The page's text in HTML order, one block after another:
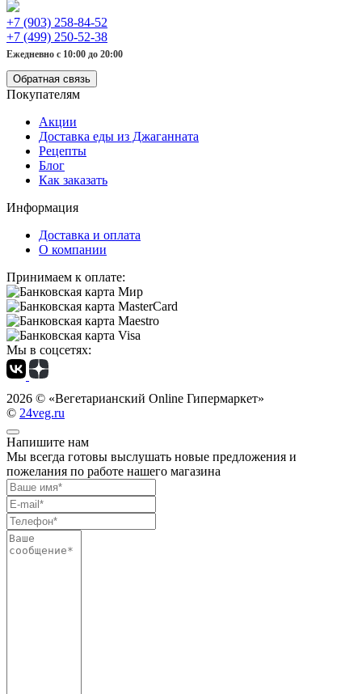
+7 (903) 258-84-52
+7 (499) 250-52-38
Ежедневно с 10:00 до 20:00
Обратная связь
Покупателям
Акции
Доставка еды из Джаганната
Рецепты
Блог
Как заказать
Информация
Доставка и оплата
О компании
Принимаем к оплате:
Мы в соцсетях:
2026 © «Вегетарианский Online Гипермаркет»
© 24veg.ru
Напишите нам
Мы всегда готовы выслушать новые предложения и
пожелания по работе нашего магазина